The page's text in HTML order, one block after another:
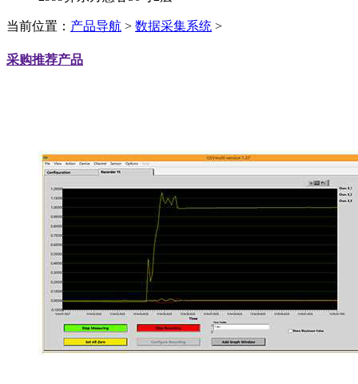
当前位置： 产品导航 > 数据采集系统 >
采购推荐产品